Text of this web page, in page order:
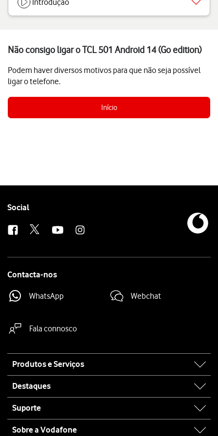
Introdução
Não consigo ligar o TCL 501 Android 14 (Go edition)
Podem haver diversos motivos para que não seja possível
ligar o telefone.
Início
Follow
Social
Contacta-nos
WhatsApp Webchat
Fala connosco
map
Produtos e Serviços
Destaques
Suporte
Sobre a Vodafone